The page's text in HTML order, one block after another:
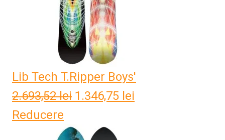
Lib Tech T.Ripper Boys'
2.693,52lei Prețul
a
1.346,75 lei
Reducere